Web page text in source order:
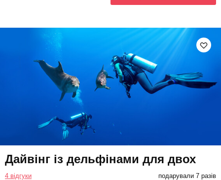
Дайвінг із дельфінами для двох
4 відгуки подарували 7 разів